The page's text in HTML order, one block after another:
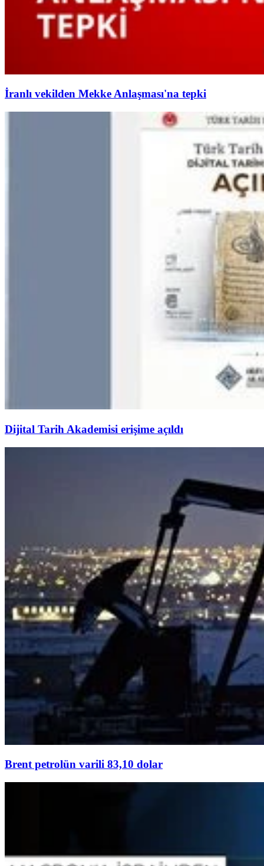
İranlı vekilden Mekke Anlaşması'na tepki
Dijital Tarih Akademisi erişime açıldı
Brent petrolün varili 83,10 dolar